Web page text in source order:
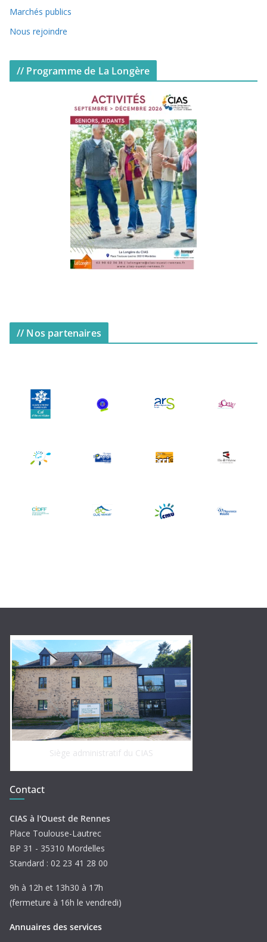
Marchés publics
Nous rejoindre
// Programme de La Longère
// Nos partenaires
Siège administratif du CIAS
Contact
CIAS à l'Ouest de Rennes
Place Toulouse-Lautrec
BP 31 - 35310 Mordelles
Standard : 02 23 41 28 00
9h à 12h et 13h30 à 17h
(fermeture à 16h le vendredi)
Annuaires des services